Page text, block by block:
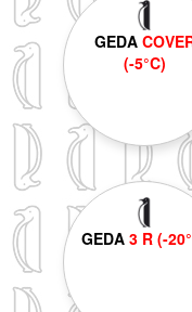
GEDA
(-5°C)
GEDA3 R (-